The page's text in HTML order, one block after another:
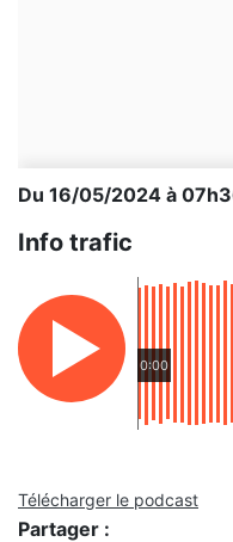
Du 16/05/2024 à
Info trafic
0:00
Télécharger le podcast
Partager :